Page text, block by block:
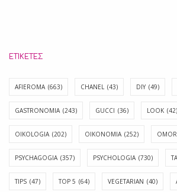
ΕΤΙΚΈΤΕΣ
AFIEROMA (663) CHANEL (43) DIY (49)
GASTRONOMIA (243) GUCCI (36) LOOK (42)
OIKOLOGIA (202) OIKONOMIA (252)
PSYCHAGOGIA (357) PSYCHOLOGIA (730)
TIPS (47) TOP 5 (64) VEGETARIAN (40)